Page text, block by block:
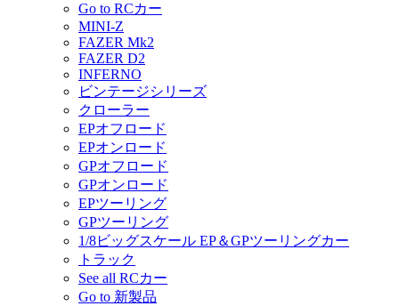
Go to RCカー
MINI-Z
FAZER Mk2
FAZER D2
INFERNO
ビンテージシリーズ
クローラー
EPオフロード
EPオンロード
GPオフロード
GPオンロード
EPツーリング
GPツーリング
1/8ビッグスケール EP＆GPツーリングカー
トラック
See all RCカー
Go to 新製品